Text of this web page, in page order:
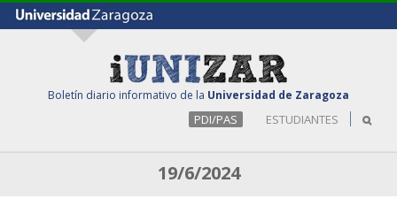
Boletín diario informativo de la Universidad de Zaragoza
PDI/PAS ESTUDIANTES
19/6/2024